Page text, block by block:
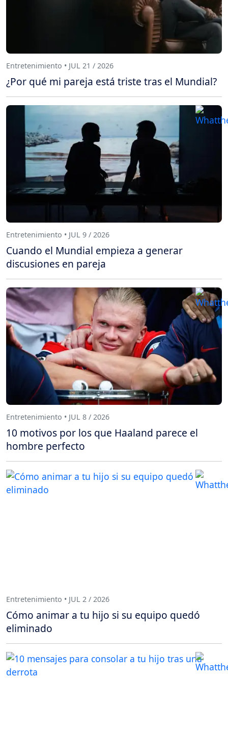
Entretenimiento • JUL 21 / 2026
¿Por qué mi pareja está triste tras el Mundial?
Entretenimiento • JUL 9 / 2026
Cuando el Mundial empieza a generar
discusiones en pareja
Entretenimiento • JUL 8 / 2026
10 motivos por los que Haaland parece el
hombre perfecto
Entretenimiento • JUL 2 / 2026
Cómo animar a tu hijo si su equipo quedó
eliminado